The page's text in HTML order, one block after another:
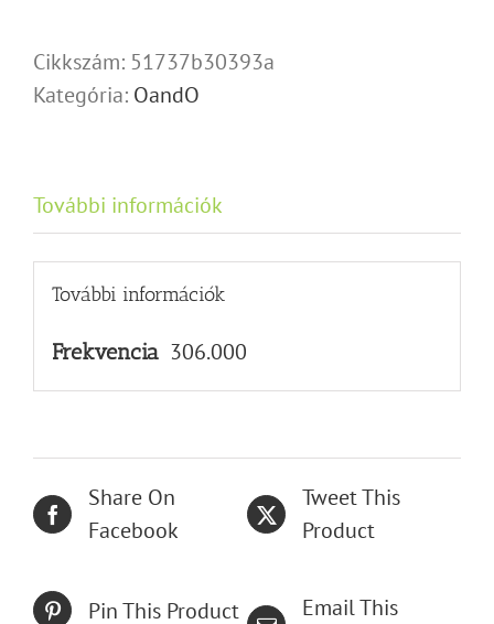
Cikkszám: 51737b30393a
Kategória: OandO
További információk
További információk
Frekvencia 306.000
Share On
Facebook
Tweet This
Product
Pin This Product
Email This